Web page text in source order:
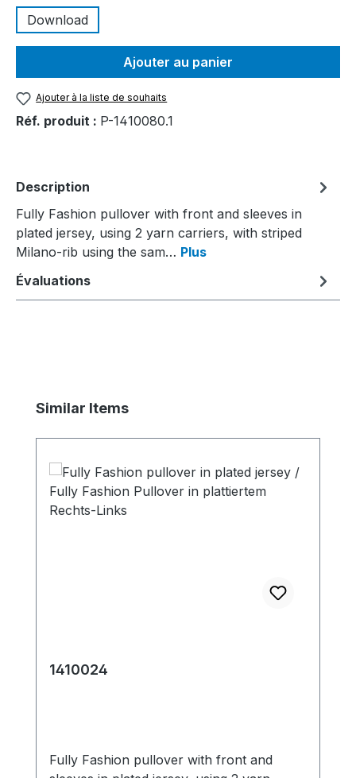
Download
Ajouter au panier
Ajouter à la liste de souhaits
Réf. produit : P-1410080.1
Description
Fully Fashion pullover with front and sleeves in
plated jersey, using 2 yarn carriers, with striped
Milano-rib using the sam… Plus
Évaluations
Ignorer la galerie de produits
Similar Items
1410024
Fully Fashion pullover with front and